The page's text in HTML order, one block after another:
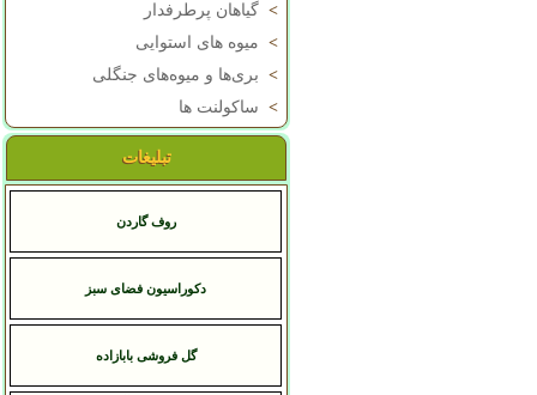
> گیاهان پرطرفدار
> میوه های استوایی
> بری‌ها و میوه‌های جنگلی
> ساکولنت ها
تبلیغات
روف گاردن
دکوراسیون فضای سبز
گل فروشی بابازاده